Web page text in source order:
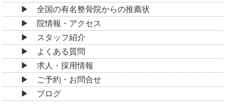
全国の有名整骨院からの推薦状
院情報・アクセス
スタッフ紹介
よくある質問
求人・採用情報
ご予約・お問合せ
ブログ